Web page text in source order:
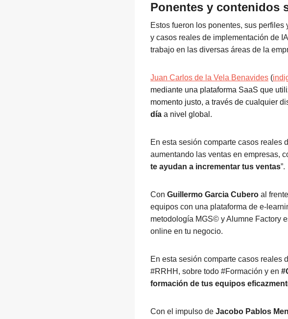
Ponentes y contenidos
Estos fueron los ponentes, sus
y casos reales de implementación de
trabajo en las diversas áreas de la
Juan Carlos de la Vela Benavides (
mediante una plataforma SaaS que
momento justo, a través de cualquier
día a nivel global.
En esta sesión comparte casos reales
aumentando las ventas en empresas,
te ayudan a incrementar tus ventas”.
Con Guillermo Garcia Cubero al
equipos con una plataforma de e-
metodología MGS© y Alumne Factory
online en tu negocio.
En esta sesión comparte casos reales
#RRHH, sobre todo #Formación y en
formación de tus equipos
Con el impulso de Jacobo Pablos